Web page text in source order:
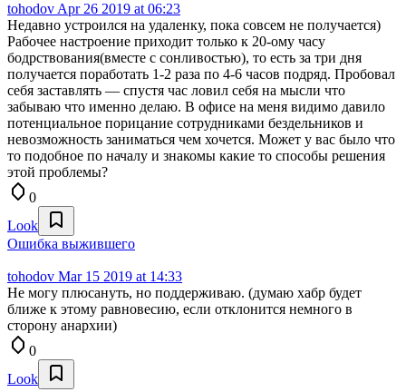
tohodov Apr 26 2019 at 06:23
Недавно устроился на удаленку, пока совсем не получается)
Рабочее настроение приходит только к 20-ому часу
бодрствования(вместе с сонливостью), то есть за три дня
получается поработать 1-2 раза по 4-6 часов подряд. Пробовал
себя заставлять — спустя час ловил себя на мысли что
забываю что именно делаю. В офисе на меня видимо давило
потенциальное порицание сотрудниками бездельников и
невозможность заниматься чем хочется. Может у вас было что
то подобное по началу и знакомы какие то способы решения
этой проблемы?
0
Look
Ошибка выжившего
tohodov Mar 15 2019 at 14:33
Не могу плюсануть, но поддерживаю. (думаю хабр будет
ближе к этому равновесию, если отклонится немного в
сторону анархии)
0
Look